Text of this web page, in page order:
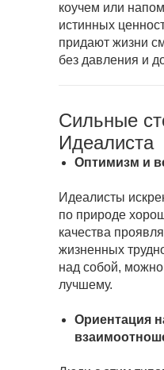
коучем или
истинных
придают жизни
без давления и
Сильные
Идеалиста
Оптимизм и
Идеалисты
по природе
качества
жизненных
над собой,
лучшему.
Ориентация